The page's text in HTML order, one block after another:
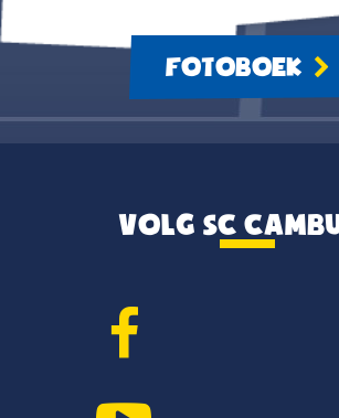
FOTOBOEK
VOLG SC